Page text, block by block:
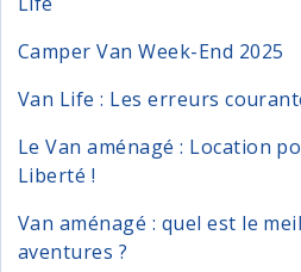
Camper Van Week-End 2025
Van Life : Les erreurs
Le Van aménagé : Location
Liberté !
Van aménagé : quel est le
aventures ?